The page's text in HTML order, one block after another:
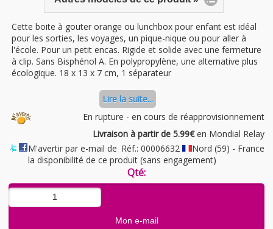
​Cette boite à gouter orange ou lunchbox pour enfant est idéal
pour les sorties, les voyages, un pique-nique ou pour aller à
l'école. Pour un petit encas. Rigide et solide avec une fermeture
à clip. Sans Bisphénol A. En polypropylène, une alternative plus
écologique. 18 x 13 x 7 cm, 1 séparateur
Lire la suite...
En rupture - en cours de réapprovisionnement
Livraison à partir de 5.99€en Mondial Relay
Réf.: 00006632
Nord (59) - France
M'avertir par e-mail de
la disponibilité de ce produit (sans engagement)
Qté: